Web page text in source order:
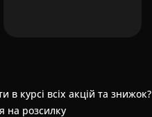
в курсі всіх акцій та знижок?
на розсилку